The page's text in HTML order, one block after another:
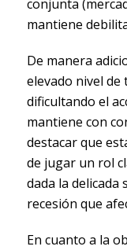
conjunta
mantiene
De manera
elevado nivel
dificultando el
mantiene con
destacar que
de jugar un rol
dada la delicada
recesión que
En cuanto a la